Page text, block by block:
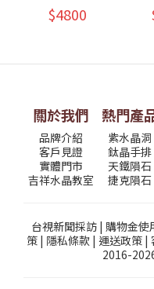
$4800
關於我們
品牌介紹
客戶見證
實體門市
吉祥水晶教室
熱門產
紫水晶洞
鈦晶手排
天鐵隕石
捷克隕石
台視新聞採訪| 購物金使
策 | 隱私條款 | 運送政策 |
2016-